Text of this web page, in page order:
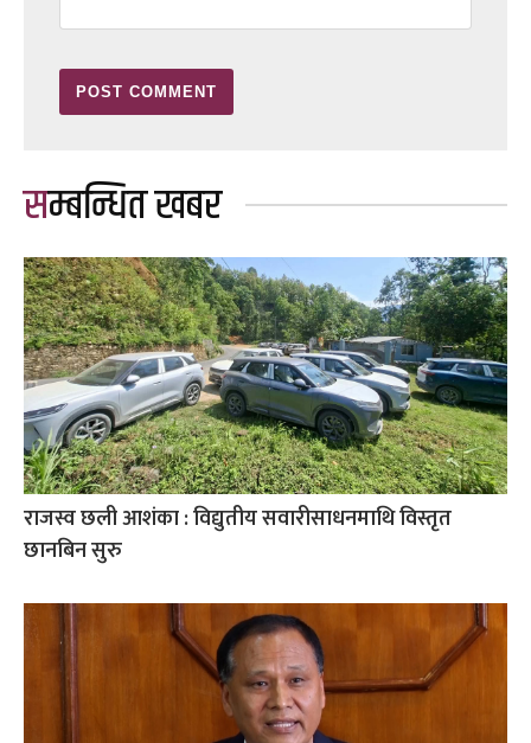
सम्बन्धित खबर
राजस्व छली आशंका : विद्युतीय सवारीसाधनमाथि विस्तृत
छानबिन सुरु